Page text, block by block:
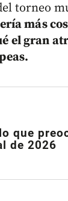
torneo
más
el gran
que
de 2026